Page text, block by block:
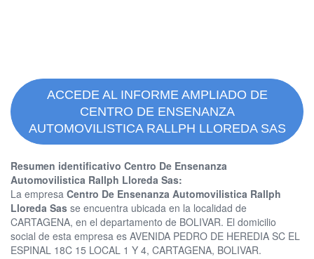
ACCEDE AL INFORME AMPLIADO DE
CENTRO DE ENSENANZA
AUTOMOVILISTICA RALLPH LLOREDA SAS
Resumen identificativo Centro De Ensenanza
Automovilistica Rallph Lloreda Sas:
La empresa Centro De Ensenanza Automovilistica Rallph
Lloreda Sas se encuentra ubicada en la localidad de
CARTAGENA, en el departamento de BOLIVAR. El domicilio
social de esta empresa es AVENIDA PEDRO DE HEREDIA SC EL
ESPINAL 18C 15 LOCAL 1 Y 4, CARTAGENA, BOLIVAR.